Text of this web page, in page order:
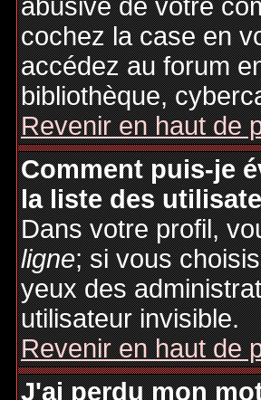
abusive de votre
cochez la case en
accédez au forum
bibliothèque,
Revenir en haut de
Comment puis-je
la liste des
Dans votre profil,
ligne; si vous
yeux des
utilisateur invisible.
Revenir en haut de
J'ai perdu mon